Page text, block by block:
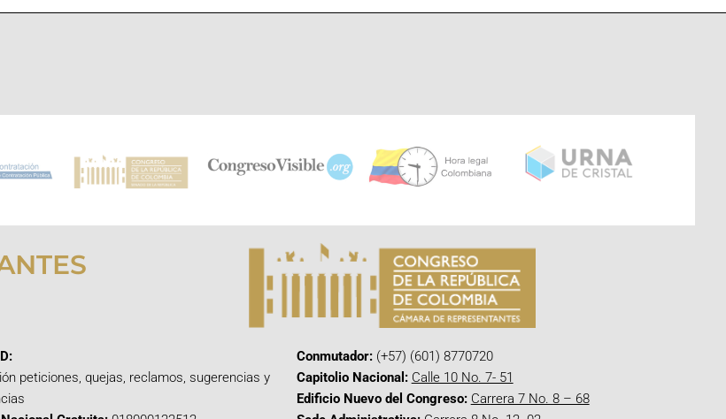
peticiones, quejas, reclamos, sugerencias y
Conmutador:(+57) (601) 8770720
Capitolio Nacional: Calle 10 No. 7- 51
Edificio Nuevo del Congreso: Carrera 7 No. 8 – 68